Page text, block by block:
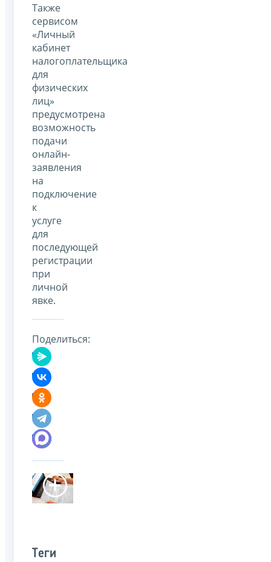
Также
сервисом
«Личный
кабинет
налогоплательщика
для
физических
лиц»
предусмотрена
возможность
подачи
онлайн-
заявления
на
подключение
к
услуге
для
последующей
регистрации
при
личной
явке.
Поделиться:
Теги